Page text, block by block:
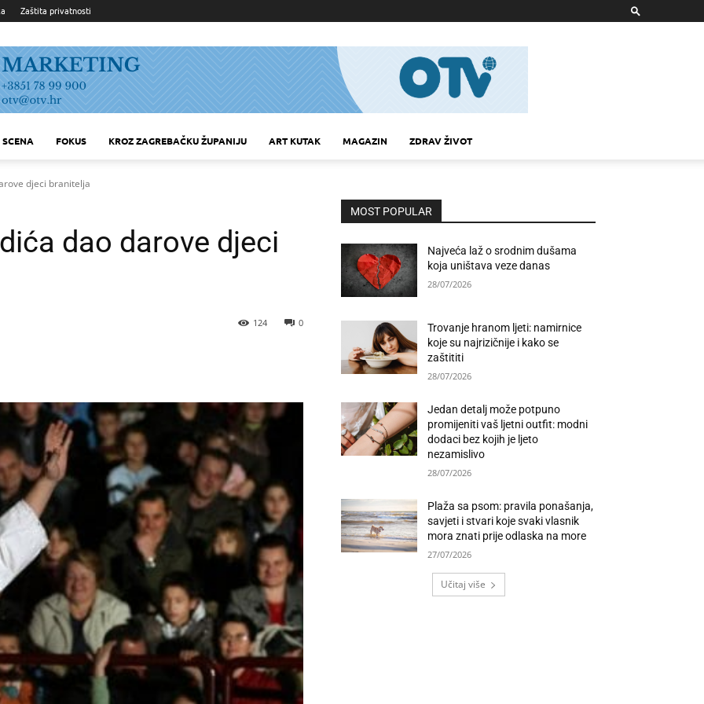
Zaštita privatnosti
SCENA FOKUS KROZ ZAGREBAČKU ŽUPANIJU ART KUTAK MAGAZIN ZDRAV ŽIVOT
djeci branitelja
dao darove djeci
0
124
MOST POPULAR
Najveća laž o srodnim dušama
koja uništava veze danas
28/07/2026
Trovanje hranom ljeti: namirnice
koje su najrizičnije i kako se
zaštititi
28/07/2026
Jedan detalj može potpuno
promijeniti vaš ljetni outfit: modni
dodaci bez kojih je ljeto
nezamislivo
28/07/2026
Plaža sa psom: pravila ponašanja,
savjeti i stvari koje svaki vlasnik
mora znati prije odlaska na more
27/07/2026
Učitaj više